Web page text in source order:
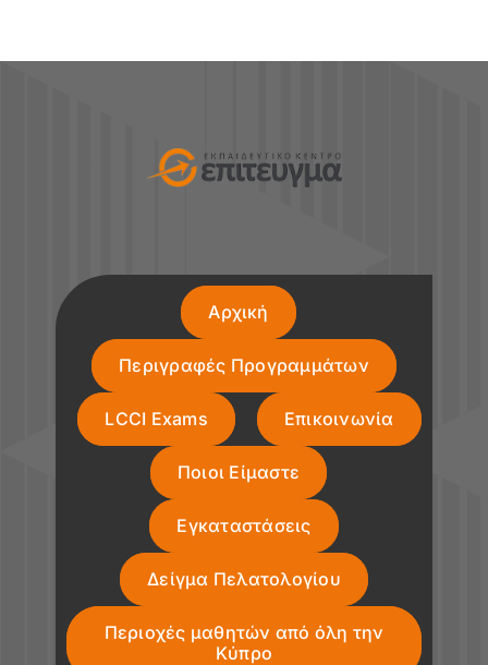
Αρχική
Περιγραφές Προγραμμάτων
LCCI Exams Επικοινωνία
Ποιοι Είμαστε
Εγκαταστάσεις
Δείγμα Πελατολογίου
Περιοχές μαθητών από όλη την
Κύπρο